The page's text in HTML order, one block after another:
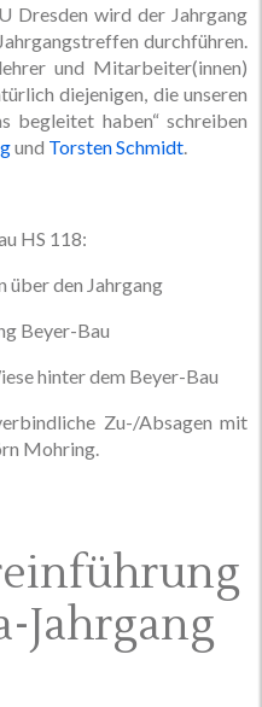
Dresden wird der Jahrgang
durchführen.
und Mitarbeiter(innen)
diejenigen, die unseren
begleitet haben“ schreiben
und Torsten Schmidt.
HS 118:
über den Jahrgang
Beyer-Bau
hinter dem Beyer-Bau
Zu-/Absagen mit
Mohring.
Jahrgang